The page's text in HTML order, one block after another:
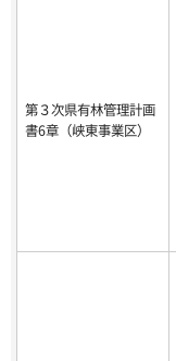
第３次県有林管理計画
書6章（峡東事業区）